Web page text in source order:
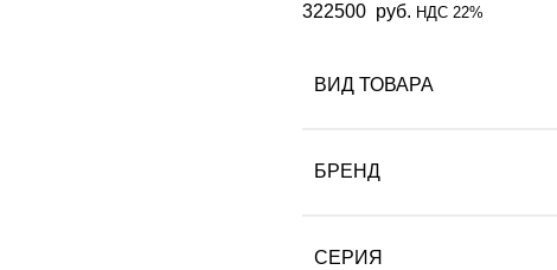
322500 руб. НДС 22%
ВИД ТОВАРА
БРЕНД
СЕРИЯ